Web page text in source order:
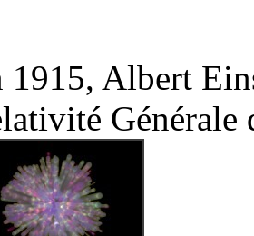
1915, Albert
Générale